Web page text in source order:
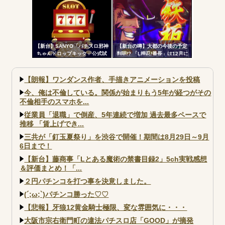
ボ突破型、究極魔戒RUSHは継続
率82.6%のバトルタイプAT
【新台】SANYO「パチスロ邪神
ちゃんドロップキック」公式試
いなｗｗｗ
【新台の噂】大都の今後の予定
判明!? 「L押忍!番長」は12月に
【朗報】ワンダンス作者、手描きアニメーションを投稿
今、俺は不倫している。関係が始まりもう5年が経つがその
不倫相手のスマホを...
従業員「退職」で倒産、5年連続で増加 過去最多ペースで
推移 「賃上げでき...
三共が「釘玉夏祭り」を渋谷で開催！期間は8月29日～9月
6日まで！
【新台】藤商事「Lとある魔術の禁書目録2」5ch実戦感想
＆評価まとめ！「...
２円パチンコを打つ事を決意しました。
(´;ω;`)パチンコ勝った♡♡
【悲報】牙狼12黄金騎士極限、変な雰囲気に・・・
大阪市宗右衛門町の違法パチスロ店「GOOD」が摘発